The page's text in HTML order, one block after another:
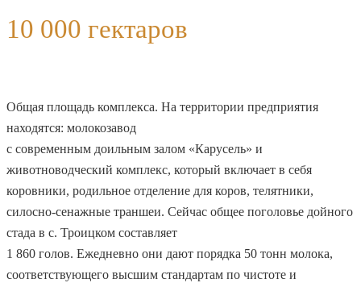
10 000 гектаров
Общая площадь комплекса. На территории предприятия
находятся: молокозавод
с современным доильным залом «Карусель» и
животноводческий комплекс, который включает в себя
коровники, родильное отделение для коров, телятники,
силосно-сенажные траншеи. Сейчас общее поголовье дойного
стада в с. Троицком составляет
1 860 голов. Ежедневно они дают порядка 50 тонн молока,
соответствующего высшим стандартам по чистоте и